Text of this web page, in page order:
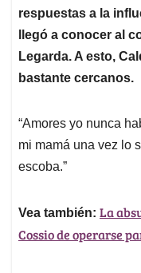
respuestas a la
llegó a conocer al
Legarda. A esto,
bastante cercanos.
“Amores yo nunca
mi mamá una vez lo
escoba.”
Vea también: La
Cossio de operarse